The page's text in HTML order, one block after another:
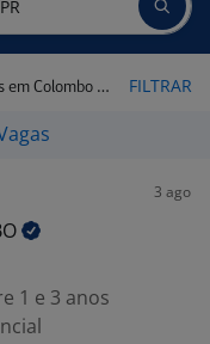
Colombo - PR FILTRAR
3 ago
1 e 3 anos